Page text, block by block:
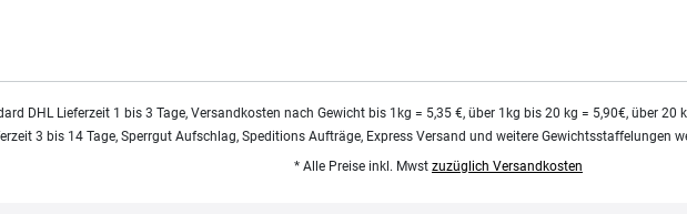
DHL Lieferzeit 1 bis 3 Tage, Versandkosten nach Gewicht bis 1kg = 5,35 €, über 1kg bis 20 kg = 5,90€, über
3 bis 14 Tage, Sperrgut Aufschlag, Speditions Aufträge, Express Versand und weitere Gewichtsstaffelungen
* Alle Preise inkl. Mwst zuzüglich Versandkosten